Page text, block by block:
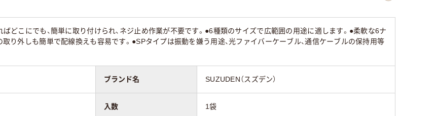
どこにでも、簡単に取り付けられ、ネジ止め作業が不要です。●6種類のサイズで広範囲の用途に適します。●柔軟な6ナ
取り外しも簡単で配線換えも容易です。●SPタイプは振動を嫌う用途、光ファイバーケーブル、通信ケーブルの保持用等
ブランド名 SUZUDEN（スズデン）
入数 1袋